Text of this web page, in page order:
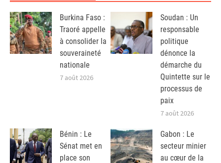
Burkina Faso :
Traoré appelle
à consolider la
souveraineté
nationale
7 août 2026
Soudan : Un
responsable
politique
dénonce la
démarche du
Quintette sur le
processus de
paix
7 août 2026
Bénin : Le
Sénat met en
place son
Gabon : Le
secteur minier
au cœur de la